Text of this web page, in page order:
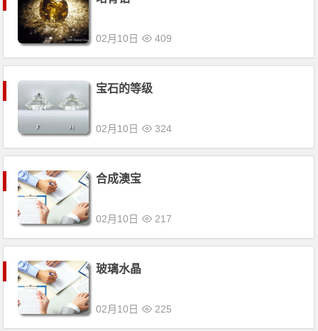
02月10日 409
宝石的等级
02月10日 324
合成澳宝
02月10日 217
玻璃水晶
02月10日 225